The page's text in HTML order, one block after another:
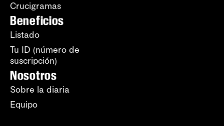
Crucigramas
Beneficios
Listado
Tu ID (número de
suscripción)
Nosotros
Sobre la diaria
Equipo